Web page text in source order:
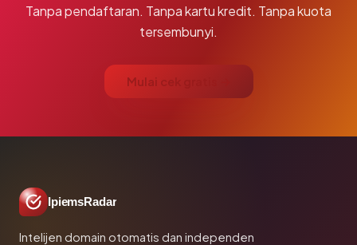
Tanpa pendaftaran. Tanpa kartu kredit. Tanpa kuota
tersembunyi.
Mulai cek gratis →
IpiemsRadar
Intelijen domain otomatis dan independen